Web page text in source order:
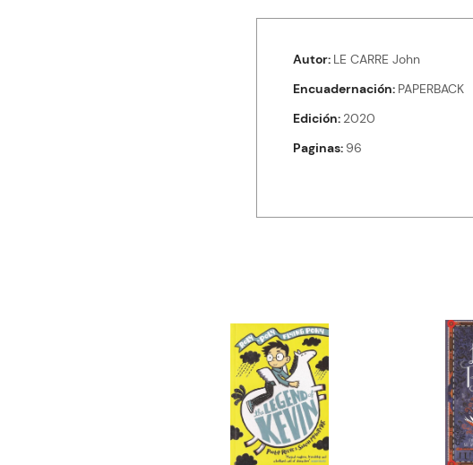
Autor LE CARRE John
Encuadernación PAPERBACK
Edición 2020
Paginas 96